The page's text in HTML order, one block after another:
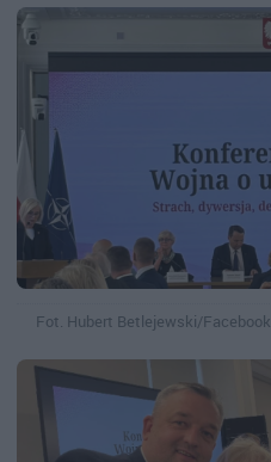
Fot. Hubert Betlejewski/Facebook